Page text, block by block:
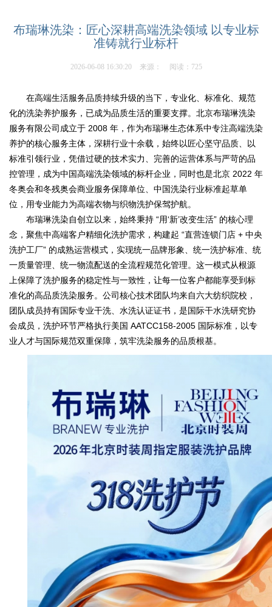
布瑞琳洗染：匠心深耕高端洗染领域 以专业标
准铸就行业标杆
2026-06-08 16:30:20 来源： 阅读：725
在高端生活服务品质持续升级的当下，专业化、标准化、规范
化的洗染养护服务，已成为品质生活的重要支撑。北京布瑞琳洗染
服务有限公司成立于 2008 年，作为布瑞琳生态体系中专注高端洗染
养护的核心服务主体，深耕行业十余载，始终以匠心坚守品质、以
标准引领行业，凭借过硬的技术实力、完善的运营体系与严苛的品
控管理，成为中国高端洗染领域的标杆企业，同时也是北京 2022 年
冬奥会和冬残奥会商业服务保障单位、中国洗染行业标准起草单
位，用专业能力为高端衣物与织物洗护保驾护航。
布瑞琳洗染自创立以来，始终秉持 “用‘新’改变生活” 的核心理
念，聚焦中高端客户精细化洗护需求，构建起 “直营连锁门店 + 中央
洗护工厂” 的成熟运营模式，实现统一品牌形象、统一洗护标准、统
一质量管理、统一物流配送的全流程规范化管理。这一模式从根源
上保障了洗护服务的稳定性与一致性，让每一位客户都能享受到标
准化的高品质洗染服务。公司核心技术团队均来自六大纺织院校，
团队成员持有国际专业干洗、水洗认证证书，是国际干水洗研究协
会成员，洗护环节严格执行美国 AATCC158-2005 国际标准，以专
业人才与国际规范双重保障，筑牢洗染服务的品质根基。